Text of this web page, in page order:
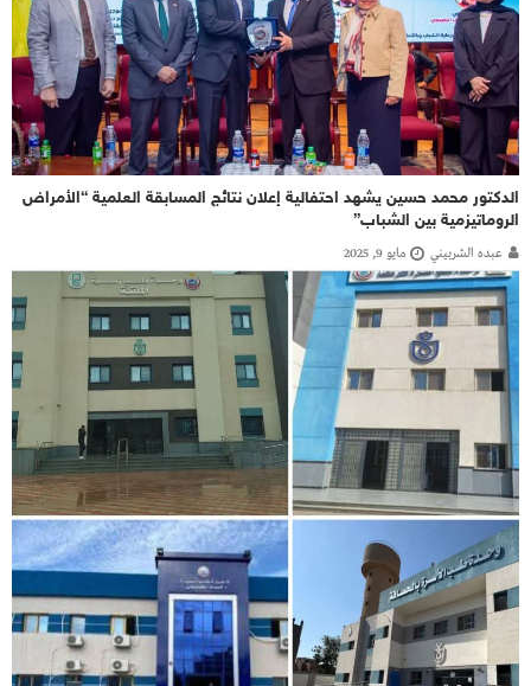
الدكتور محمد حسين يشهد احتفالية إعلان نتائج المسابقة العلمية “الأمراض
الروماتيزمية بين الشباب”
عبده الشربيني مايو 9, 2025